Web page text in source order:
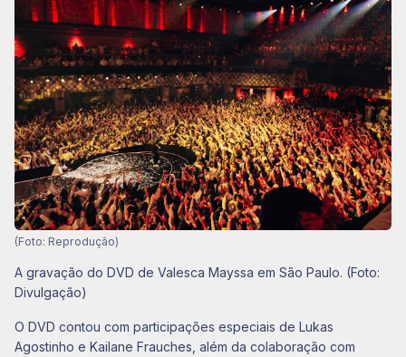
(Foto: Reprodução)
A gravação do DVD de Valesca Mayssa em São Paulo. (Foto:
Divulgação)
O DVD contou com participações especiais de Lukas
Agostinho e Kailane Frauches, além da colaboração com